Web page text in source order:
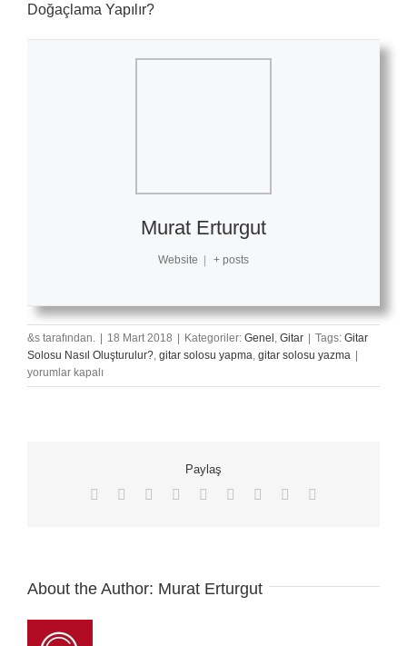
Doğaçlama Yapılır?
Murat Erturgut
Website | + posts
&s tarafından. | 18 Mart 2018 | Kategoriler: Genel Gitar | Tags: Gitar
Solosu Nasıl Oluşturulur? gitar solosu yapma gitar solosu yazma |
Nasıl
yorumlar kapalı
Paylaş
Facebook Reddit LinkedInWhatsApp
TumblrPinterest
About the Author: Murat Erturgut